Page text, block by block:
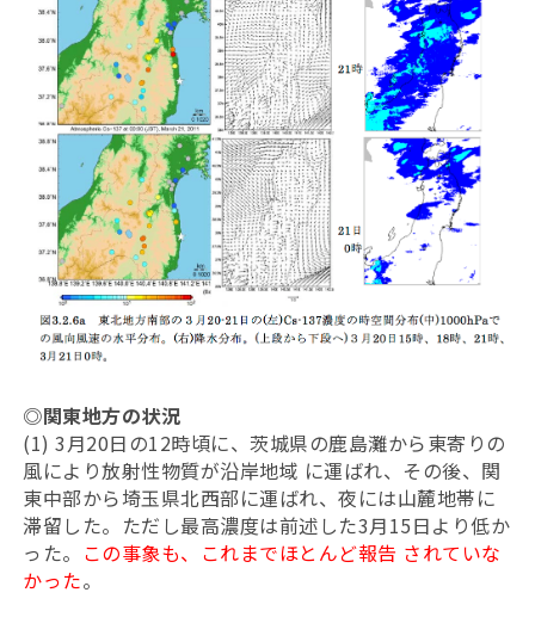
◎関東地方の状況
(1) 3月20日の12時頃に、茨城県の鹿島灘から東寄りの
風により放射性物質が沿岸地域 に運ばれ、その後、関
東中部から埼玉県北西部に運ばれ、夜には山麓地帯に
滞留した。ただし最高濃度は前述した3月15日より低か
った。 この事象も、これまでほとんど報告 されていな
かった。